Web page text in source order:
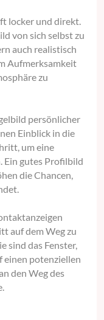
locker und direkt.
von sich selbst zu
auch realistisch
Aufmerksamkeit
zu
persönlicher
Einblick in die
um eine
Ein gutes Profilbild
die Chancen,
auf dem Weg zu
sind das Fenster,
einen potenziellen
den Weg des